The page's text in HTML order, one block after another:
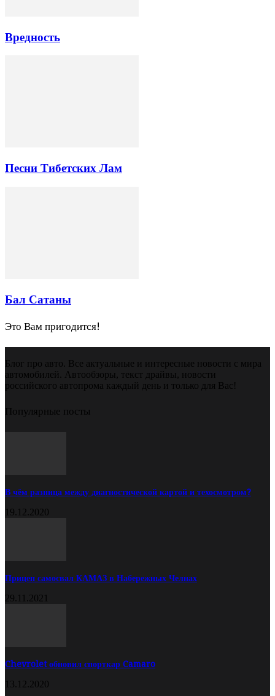
Вредность
Песни Тибетских Лам
Бал Сатаны
Это Вам пригодится!
Блог про авто. Все актуальные и интересные новости с мира
автомобилей. Автообзоры, текст драйвы, новости
российского автопрома каждый день и только для Вас!
Популярные посты
В чём разница между диагностической картой и техосмотром?
19.12.2020
Прицеп самосвал КАМАЗ в Набережных Челнах
29.11.2021
Chevrolet обновил спорткар Camaro
13.12.2020